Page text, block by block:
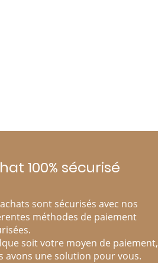
100% sécurisé
sont sécurisés avec nos
méthodes de paiement
soit votre moyen de paiement,
avons une solution pour vous.